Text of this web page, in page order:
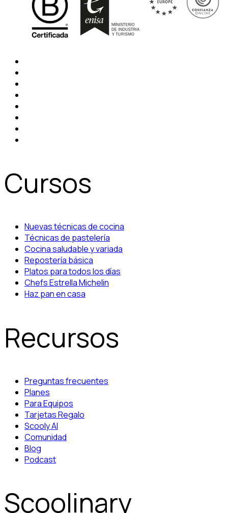
Cursos
Nuevas técnicas de cocina
Técnicas de pastelería
Cocina saludable y variada
Repostería básica
Platos para todos los días
Chefs Estrella Michelin
Haz pan en casa
Recursos
Preguntas frecuentes
Planes
Para Equipos
Tarjetas Regalo
Scooly AI
Comunidad
Blog
Podcast
Scoolinary